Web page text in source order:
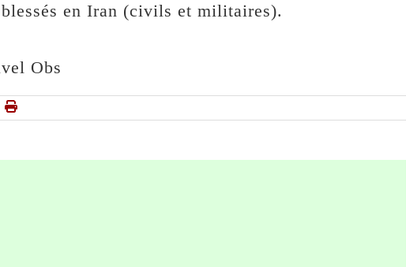
en Iran (civils et militaires).
Obs